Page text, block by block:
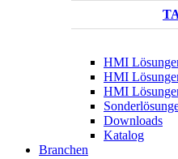
HMI
HMI
HMI
Downloads
Katalog
Branchen